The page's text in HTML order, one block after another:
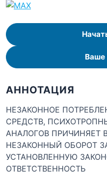
Ваше
АННОТАЦИЯ
НЕЗАКОННОЕ
СРЕДСТВ,
АНАЛОГОВ ПРИЧИНЯЕТ
НЕЗАКОННЫЙ ОБОРОТ
УСТАНОВЛЕННУЮ
ОТВЕТСТВЕННОСТЬ